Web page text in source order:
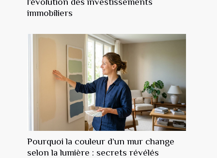
immobiliers
Pourquoi la couleur d’un mur change
selon la lumière : secrets révélés